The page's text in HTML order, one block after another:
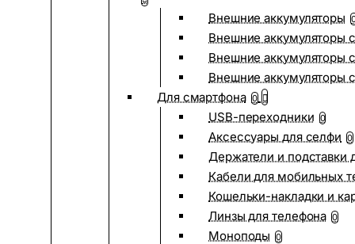
Внешние аккумуляторы
Внешние аккумуляторы
Внешние аккумуляторы
Внешние аккумуляторы
Для смартфона 0
USB-переходники 0
Аксессуары для селфи 0
Держатели и подставки
Кабели для мобильных
Кошельки-накладки и
Линзы для телефона 0
Моноподы 0